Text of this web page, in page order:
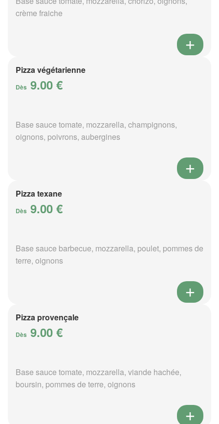
crème fraiche
Pizza végétarienne
Dès 9.00 €
Base sauce tomate, mozzarella, champignons,
oignons, poivrons, aubergines
Pizza texane
Dès 9.00 €
Base sauce barbecue, mozzarella, poulet, pommes de
terre, oignons
Pizza provençale
Dès 9.00 €
Base sauce tomate, mozzarella, viande hachée,
boursin, pommes de terre, oignons